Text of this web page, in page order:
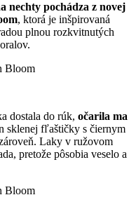
nechty pochádza z novej
, ktorá je inšpirovaná
plnou rozkvitnutých
dostala do rúk, očarila ma
sklenej fľaštičky s čiernym
Laky v ružovom
pretože pôsobia veselo a